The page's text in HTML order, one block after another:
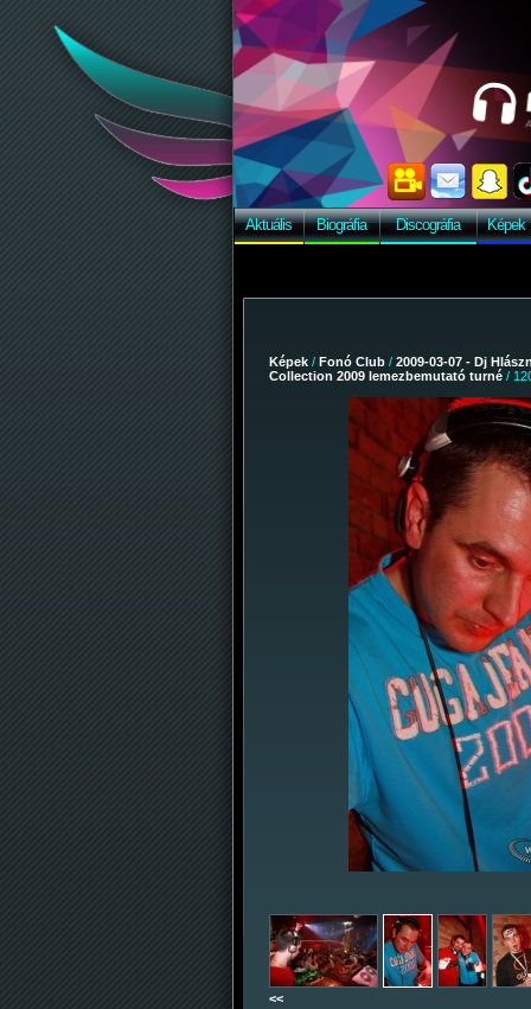
Aktuális Biográfia Discográfia Képek
Képek / Fonó Club / 2009-03-07 - Dj
Collection 2009 lemezbemutató turné /
<<